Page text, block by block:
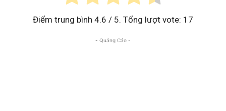
Điểm trung bình 4.6 / 5. Tổng lượt vote: 17
- Quảng Cáo -